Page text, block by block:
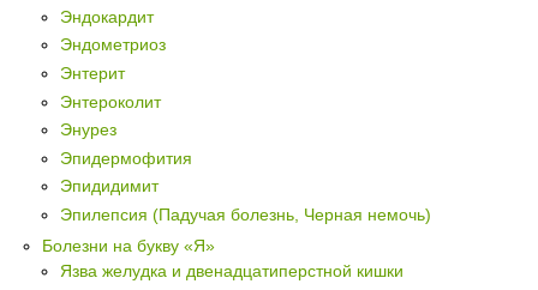
Эндокардит
Эндометриоз
Энтерит
Энтероколит
Энурез
Эпидермофития
Эпидидимит
Эпилепсия (Падучая болезнь, Черная немочь)
Болезни на букву «Я»
Язва желудка и двенадцатиперстной кишки